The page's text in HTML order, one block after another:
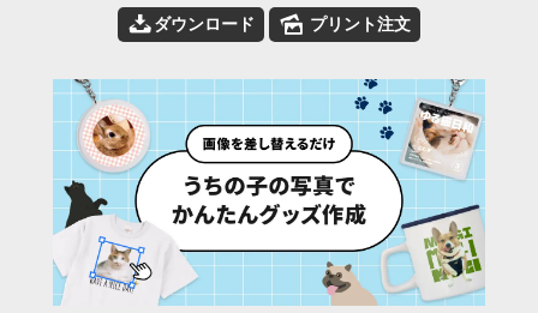
📥ダウンロード 🌄 プリント注文